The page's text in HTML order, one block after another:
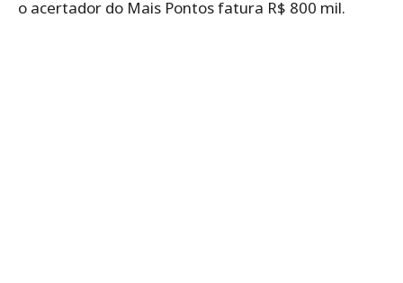
o acertador do Mais Pontos fatura R$ 800 mil.